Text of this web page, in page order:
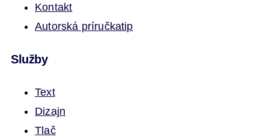
Kontakt
Autorská príručkatip
Služby
Text
Dizajn
Tlač